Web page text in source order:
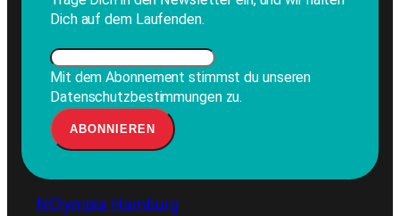
Dich auf dem Laufenden.
Mit dem Abonnement stimmst du unseren
Datenschutzbestimmungen zu.
NOlympia Hamburg